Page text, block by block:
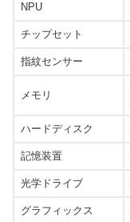
NPU
チップセット
指紋センサー
メモリ
ハードディスク
記憶装置
光学ドライブ
グラフィックス